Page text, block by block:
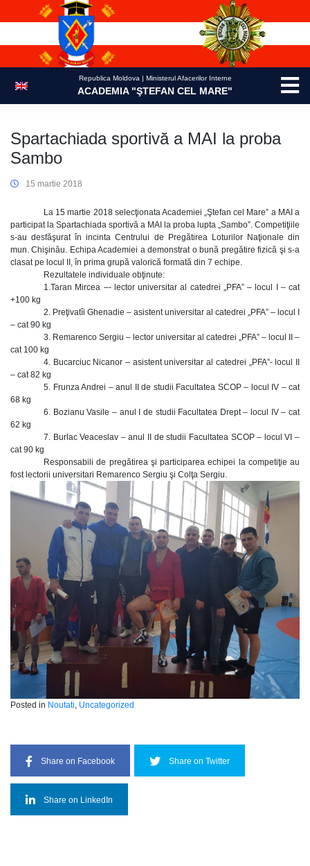
Republica Moldova | Ministerul Afacerilor Interne
ACADEMIA "ŞTEFAN CEL MARE"
Spartachiada sportivă a MAI la proba
Sambo
15 martie 2018
La 15 martie 2018 selecţionata Academiei „Ştefan cel Mare” a MAI a
participat la Spartachiada sportivă a MAI la proba lupta „Sambo”. Competiţiile
s-au desfăşurat în incinta Centrului de Pregătirea Loturilor Naţionale din
mun. Chişinău. Echipa Academiei a demonstrat o bună pregătire fizică şi s-a
clasat pe locul II, în prima grupă valorică formată din 7 echipe.
Rezultatele individuale obţinute:
1.Taran Mircea –- lector universitar al catedrei „PFA” – locul I – cat
+100 kg
2. Preţivatîi Ghenadie – asistent universitar al catedrei „PFA” – locul I
– cat 90 kg
3. Remarenco Sergiu – lector universitar al catedrei „PFA” – locul II –
cat 100 kg
4. Bucarciuc Nicanor – asistent universitar al catedrei „PFA”- locul II
– cat 82 kg
5. Frunza Andrei – anul II de studii Facultatea SCOP – locul IV – cat
68 kg
6. Bozianu Vasile – anul I de studii Facultatea Drept – locul IV – cat
62 kg
7. Burlac Veaceslav – anul II de studii Facultatea SCOP – locul VI –
cat 90 kg
Responsabili de pregătirea şi participarea echipei la competiţie au
fost lectorii universitari Remarenco Sergiu şi Colţa Sergiu.
Posted in Noutati Uncategorized
Share on Facebook Share on Twitter
Share on LinkedIn